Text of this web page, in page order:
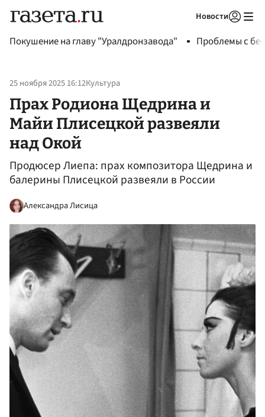
Новости
Покушение на главу "Уралдронзавода" Проблемы с
25 ноября 2025 16:12Культура
Прах Родиона Щедрина и
Майи Плисецкой развеяли
над Окой
Продюсер Лиепа: прах композитора Щедрина и
балерины Плисецкой развеяли в России
Александра Лисица